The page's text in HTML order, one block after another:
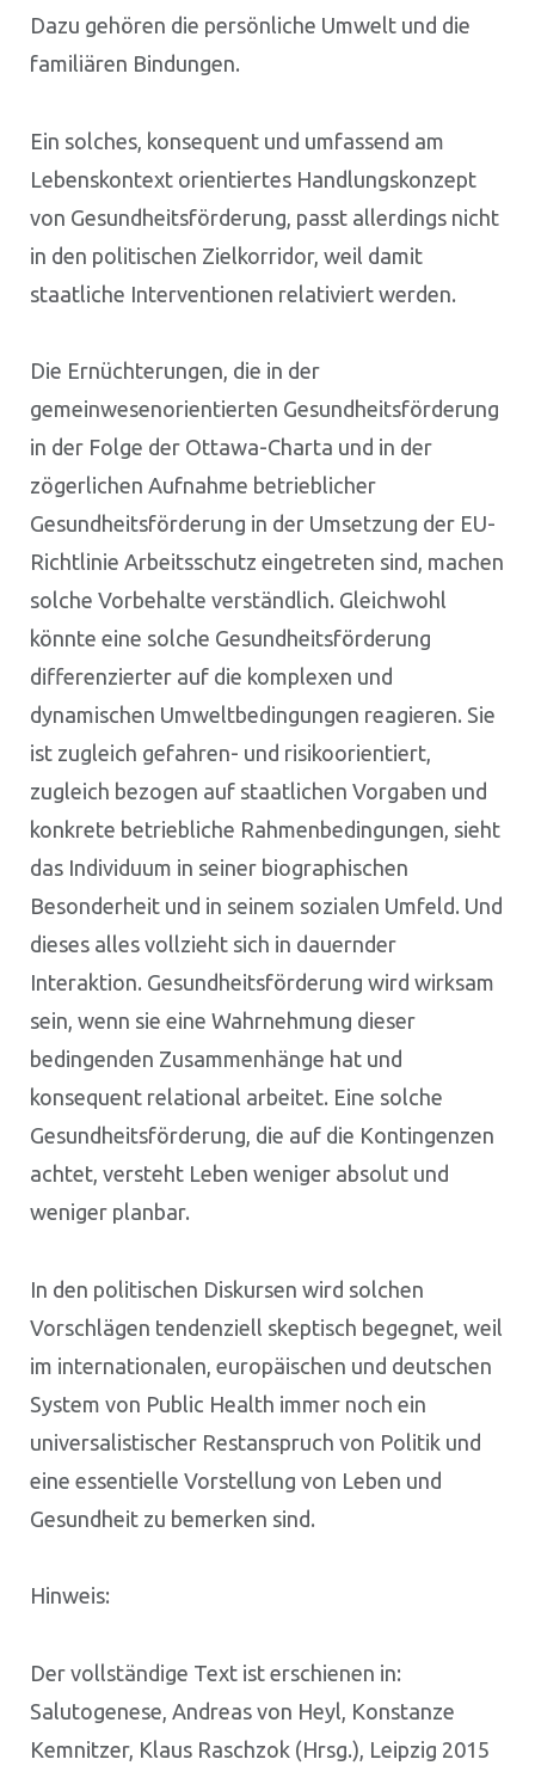
Dazu gehören die persönliche Umwelt und die
familiären Bindungen.
Ein solches, konsequent und umfassend am
Lebenskontext orientiertes Handlungskonzept
von Gesundheitsförderung, passt allerdings nicht
in den politischen Zielkorridor, weil damit
staatliche Interventionen relativiert werden.
Die Ernüchterungen, die in der
gemeinwesenorientierten Gesundheitsförderung
in der Folge der Ottawa-Charta und in der
zögerlichen Aufnahme betrieblicher
Gesundheitsförderung in der Umsetzung der EU-
Richtlinie Arbeitsschutz eingetreten sind, machen
solche Vorbehalte verständlich. Gleichwohl
könnte eine solche Gesundheitsförderung
differenzierter auf die komplexen und
dynamischen Umweltbedingungen reagieren. Sie
ist zugleich gefahren- und risikoorientiert,
zugleich bezogen auf staatlichen Vorgaben und
konkrete betriebliche Rahmenbedingungen, sieht
das Individuum in seiner biographischen
Besonderheit und in seinem sozialen Umfeld. Und
dieses alles vollzieht sich in dauernder
Interaktion. Gesundheitsförderung wird wirksam
sein, wenn sie eine Wahrnehmung dieser
bedingenden Zusammenhänge hat und
konsequent relational arbeitet. Eine solche
Gesundheitsförderung, die auf die Kontingenzen
achtet, versteht Leben weniger absolut und
weniger planbar.
In den politischen Diskursen wird solchen
Vorschlägen tendenziell skeptisch begegnet, weil
im internationalen, europäischen und deutschen
System von Public Health immer noch ein
universalistischer Restanspruch von Politik und
eine essentielle Vorstellung von Leben und
Gesundheit zu bemerken sind.
Hinweis:
Der vollständige Text ist erschienen in:
Salutogenese, Andreas von Heyl, Konstanze
Kemnitzer, Klaus Raschzok (Hrsg.), Leipzig 2015